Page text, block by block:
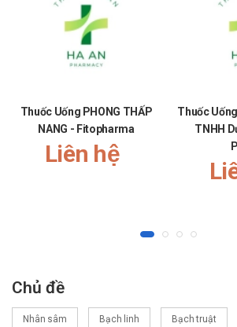
Thuốc Uống PHONG THẤP
NANG - Fitopharma
Liên hệ
Thuốc
TNHH
Chủ đề
Nhân sâm Bạch linh Bạch truật